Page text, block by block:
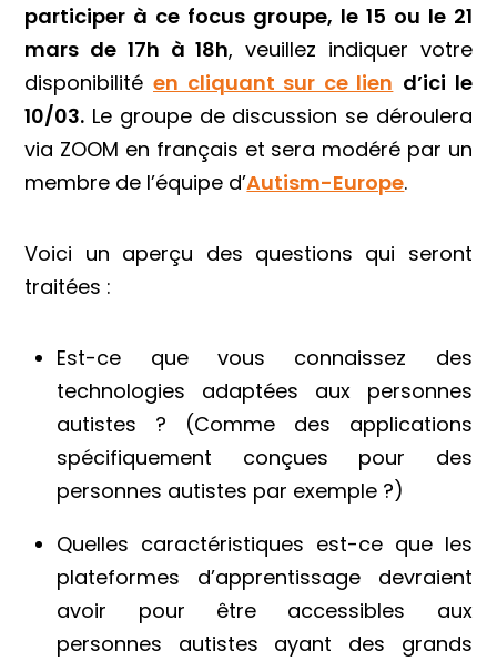
participer à ce focus groupe, le 15 ou le 21
mars de 17h à 18h, veuillez indiquer votre
disponibilitéen cliquant sur ce lien d’ici le
10/03. Le groupe de discussion se déroulera
via ZOOM en français et sera modéré par un
membre de l’équipe d’Autism-Europe.
Voici un aperçu des questions qui seront
traitées :
Est-ce que vous connaissez des
technologies adaptées aux personnes
autistes ? (Comme des applications
spécifiquement conçues pour des
personnes autistes par exemple ?)
Quelles caractéristiques est-ce que les
plateformes d’apprentissage devraient
avoir pour être accessibles aux
personnes autistes ayant des grands